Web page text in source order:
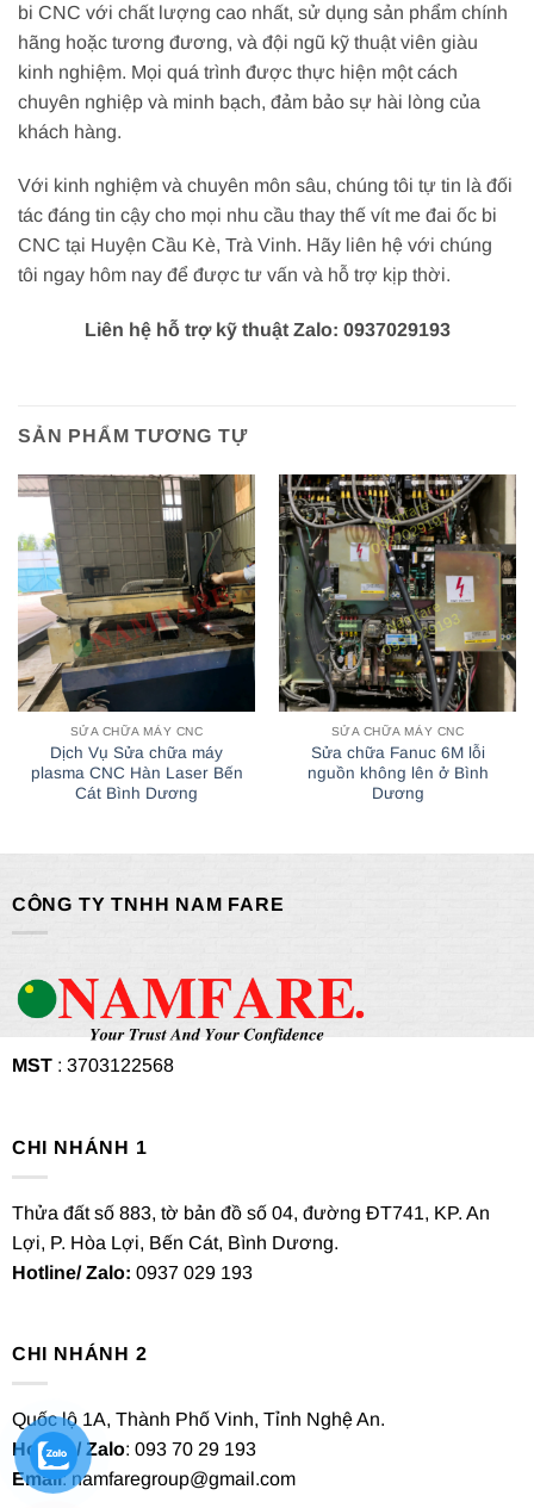
bi CNC với chất lượng cao nhất, sử dụng sản phẩm chính
hãng hoặc tương đương, và đội ngũ kỹ thuật viên giàu
kinh nghiệm. Mọi quá trình được thực hiện một cách
chuyên nghiệp và minh bạch, đảm bảo sự hài lòng của
khách hàng.
Với kinh nghiệm và chuyên môn sâu, chúng tôi tự tin là đối
tác đáng tin cậy cho mọi nhu cầu thay thế vít me đai ốc bi
CNC tại Huyện Cầu Kè, Trà Vinh. Hãy liên hệ với chúng
tôi ngay hôm nay để được tư vấn và hỗ trợ kịp thời.
Liên hệ hỗ trợ kỹ thuật Zalo: 0937029193
SẢN PHẨM TƯƠNG TỰ
SỬA CHỮA MÁY CNC
Dịch Vụ Sửa chữa máy
plasma CNC Hàn Laser Bến
Cát Bình Dương
SỬA CHỮA MÁY CNC
Sửa chữa Fanuc 6M lỗi
nguồn không lên ở Bình
Dương
CÔNG TY TNHH NAM FARE
MST: 3703122568
CHI NHÁNH 1
Thửa đất số 883, tờ bản đồ số 04, đường ĐT741, KP. An
Lợi, P. Hòa Lợi, Bến Cát, Bình Dương.
Hotline/ Zalo: 0937 029 193
CHI NHÁNH 2
Quốc lộ 1A, Thành Phố Vinh, Tỉnh Nghệ An.
Hotline/ Zalo: 093 70 29 193
Email: namfaregroup@gmail.com